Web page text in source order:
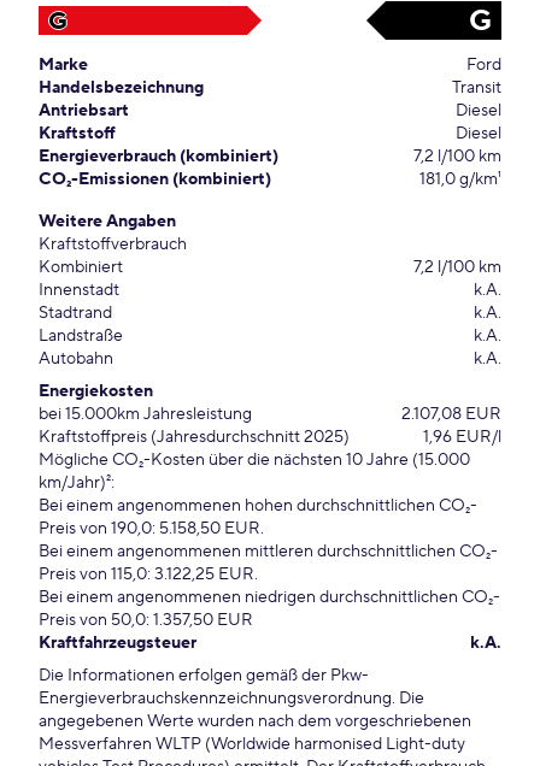
G
G
Marke
Ford
Handelsbezeichnung
Transit
Antriebsart
Diesel
Kraftstoff
Diesel
Energieverbrauch (kombiniert)
7,2 l/100 km
CO₂-Emissionen (kombiniert)
181,0 g/km¹
Weitere Angaben
Kraftstoffverbrauch
Kombiniert
7,2 l/100 km
Innenstadt
k.A.
Stadtrand
k.A.
Landstraße
k.A.
Autobahn
k.A.
Energiekosten
bei 15.000km Jahresleistung
2.107,08 EUR
Kraftstoffpreis (Jahresdurchschnitt 2025)
1,96 EUR/l
Mögliche CO₂-Kosten über die nächsten 10 Jahre (15.000
km/Jahr)²:
Bei einem angenommenen hohen durchschnittlichen CO₂-
Preis von 190,0: 5.158,50 EUR.
Bei einem angenommenen mittleren durchschnittlichen CO₂-
Preis von 115,0: 3.122,25 EUR.
Bei einem angenommenen niedrigen durchschnittlichen CO₂-
Preis von 50,0: 1.357,50 EUR
Kraftfahrzeugsteuer
k.A.
Die Informationen erfolgen gemäß der Pkw-
Energieverbrauchskennzeichnungsverordnung. Die
angegebenen Werte wurden nach dem vorgeschriebenen
Messverfahren WLTP (Worldwide harmonised Light-duty